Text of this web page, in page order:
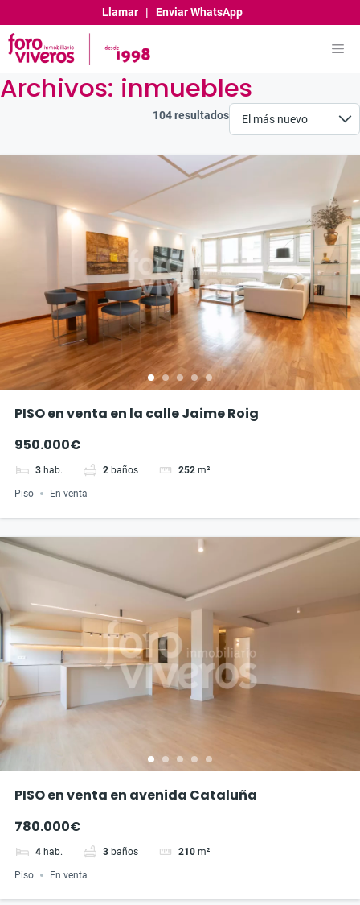
al
contenido
Llamar| Enviar WhatsApp
Archivos: inmuebles
104 resultados
PISO en venta en la calle Jaime Roig
950.000€
3 hab. 2 baños 252 m²
Piso En venta
PISO en venta en avenida Cataluña
780.000€
4 hab. 3 baños 210 m²
Piso En venta